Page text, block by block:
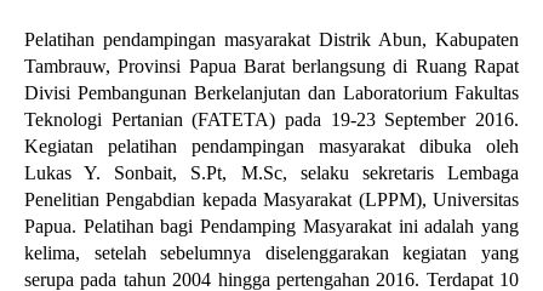
Pelatihan pendampingan masyarakat Distrik Abun, Kabupaten
Tambrauw, Provinsi Papua Barat berlangsung di Ruang Rapat
Divisi Pembangunan Berkelanjutan dan Laboratorium Fakultas
Teknologi Pertanian (FATETA) pada 19-23 September 2016.
Kegiatan pelatihan pendampingan masyarakat dibuka oleh
Lukas Y. Sonbait, S.Pt, M.Sc, selaku sekretaris Lembaga
Penelitian Pengabdian kepada Masyarakat (LPPM), Universitas
Papua. Pelatihan bagi Pendamping Masyarakat ini adalah yang
kelima, setelah sebelumnya diselenggarakan kegiatan yang
serupa pada tahun 2004 hingga pertengahan 2016. Terdapat 10